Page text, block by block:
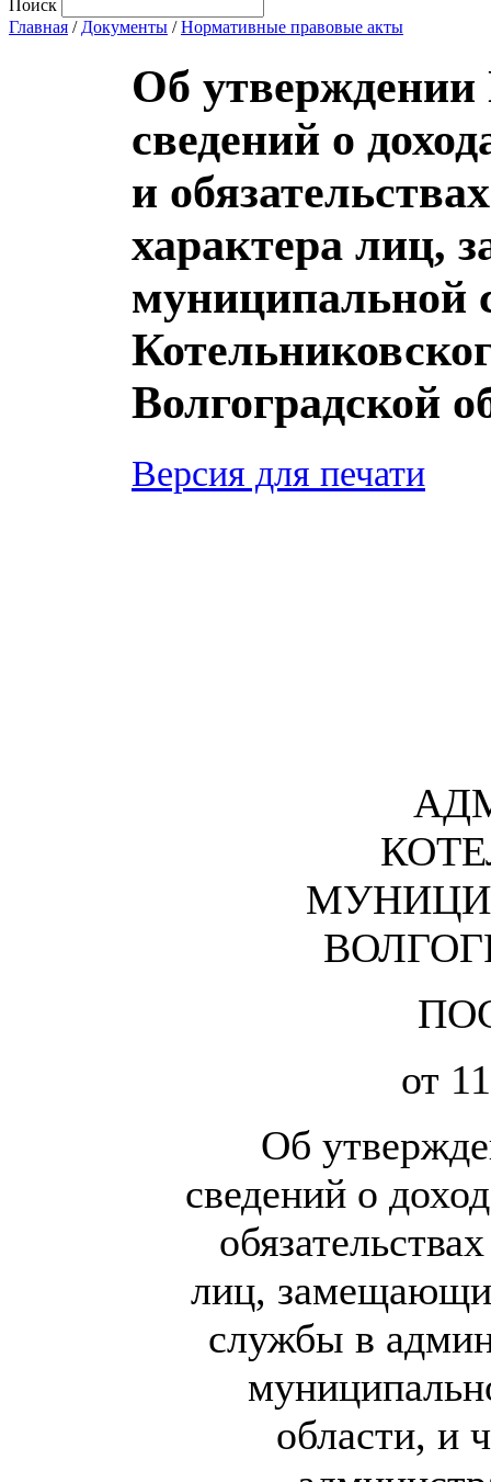
Поиск
Главная / Документы /Нормативные правовые акты
Об
сведений о
и
характера лиц,
муниципальной
Волгоградской
Версия для печати
от
Об
сведений о
лиц,
службы в
области, и